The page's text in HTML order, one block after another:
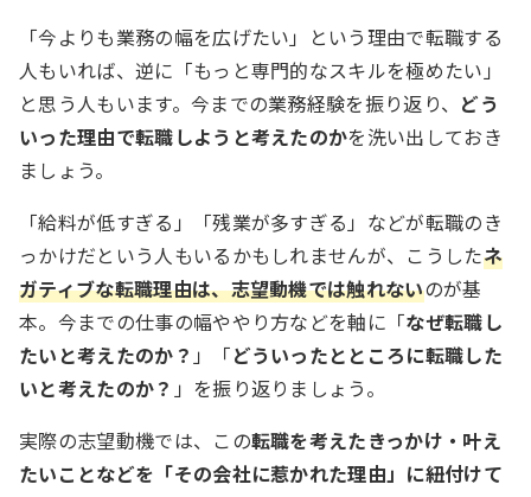
「今よりも業務の幅を広げたい」という理由で転職する
人もいれば、逆に「もっと専門的なスキルを極めたい」
と思う人もいます。今までの業務経験を振り返り、 どう
いった理由で転職しようと考えたのかを洗い出しておき
ましょう。
「給料が低すぎる」「残業が多すぎる」などが転職のき
っかけだという人もいるかもしれませんが、こうしたネ
ガティブな転職理由は、志望動機では触れないのが基
本。今までの仕事の幅ややり方などを軸に「なぜ転職し
たいと考えたのか？ 」「どういったとところに転職した
いと考えたのか？ 」を振り返りましょう。
実際の志望動機では、この転職を考えたきっかけ・叶え
たいことなどを「その会社に惹かれた理由」に紐付けて